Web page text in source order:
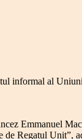
informal al
Emmanuel
de Regatul Unit”,